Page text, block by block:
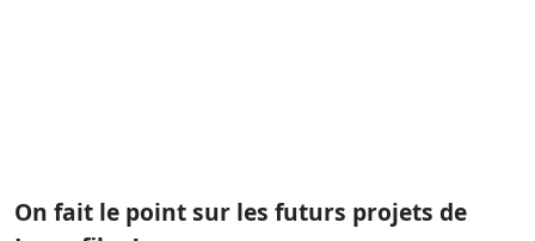
On fait le point sur les futurs projets de